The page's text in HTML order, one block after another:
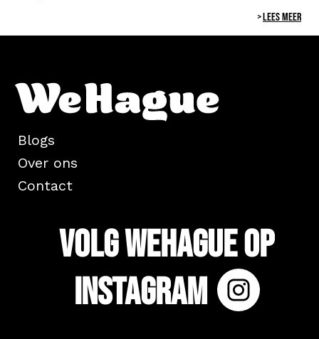
LEES MEER
Blogs
Over ons
Contact
Volg WeHague op
Instagram